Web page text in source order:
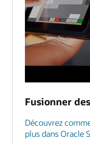
Fusionner
Découvrez
plus dans Oracle